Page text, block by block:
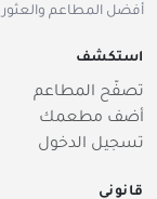
أفضل المطاعم والعثور
استكشف
تصفّح المطاعم
أضف مطعمك
تسجيل الدخول
قانوني